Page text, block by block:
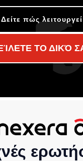
ΤΟ ΔΙΚΌ
Δείτε πώς λειτουργεί